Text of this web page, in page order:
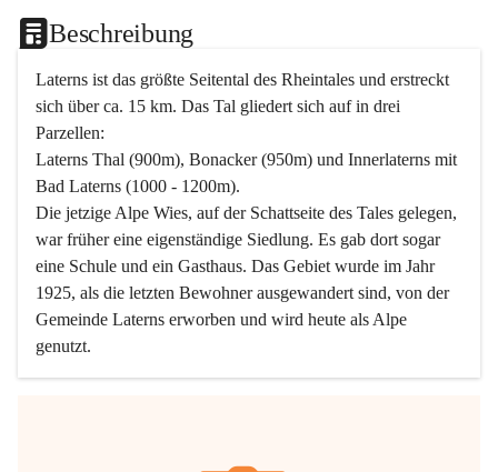
Beschreibung
Laterns ist das größte Seitental des Rheintales und erstreckt
sich über ca. 15 km. Das Tal gliedert sich auf in drei
Parzellen:
Laterns Thal (900m), Bonacker (950m) und Innerlaterns mit
Bad Laterns (1000 - 1200m).
Die jetzige Alpe Wies, auf der Schattseite des Tales gelegen,
war früher eine eigenständige Siedlung. Es gab dort sogar
eine Schule und ein Gasthaus. Das Gebiet wurde im Jahr
1925, als die letzten Bewohner ausgewandert sind, von der
Gemeinde Laterns erworben und wird heute als Alpe
genutzt.